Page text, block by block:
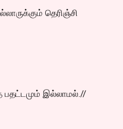
தெரிஞ்சி
பதட்டமும் இல்லாமல்.//